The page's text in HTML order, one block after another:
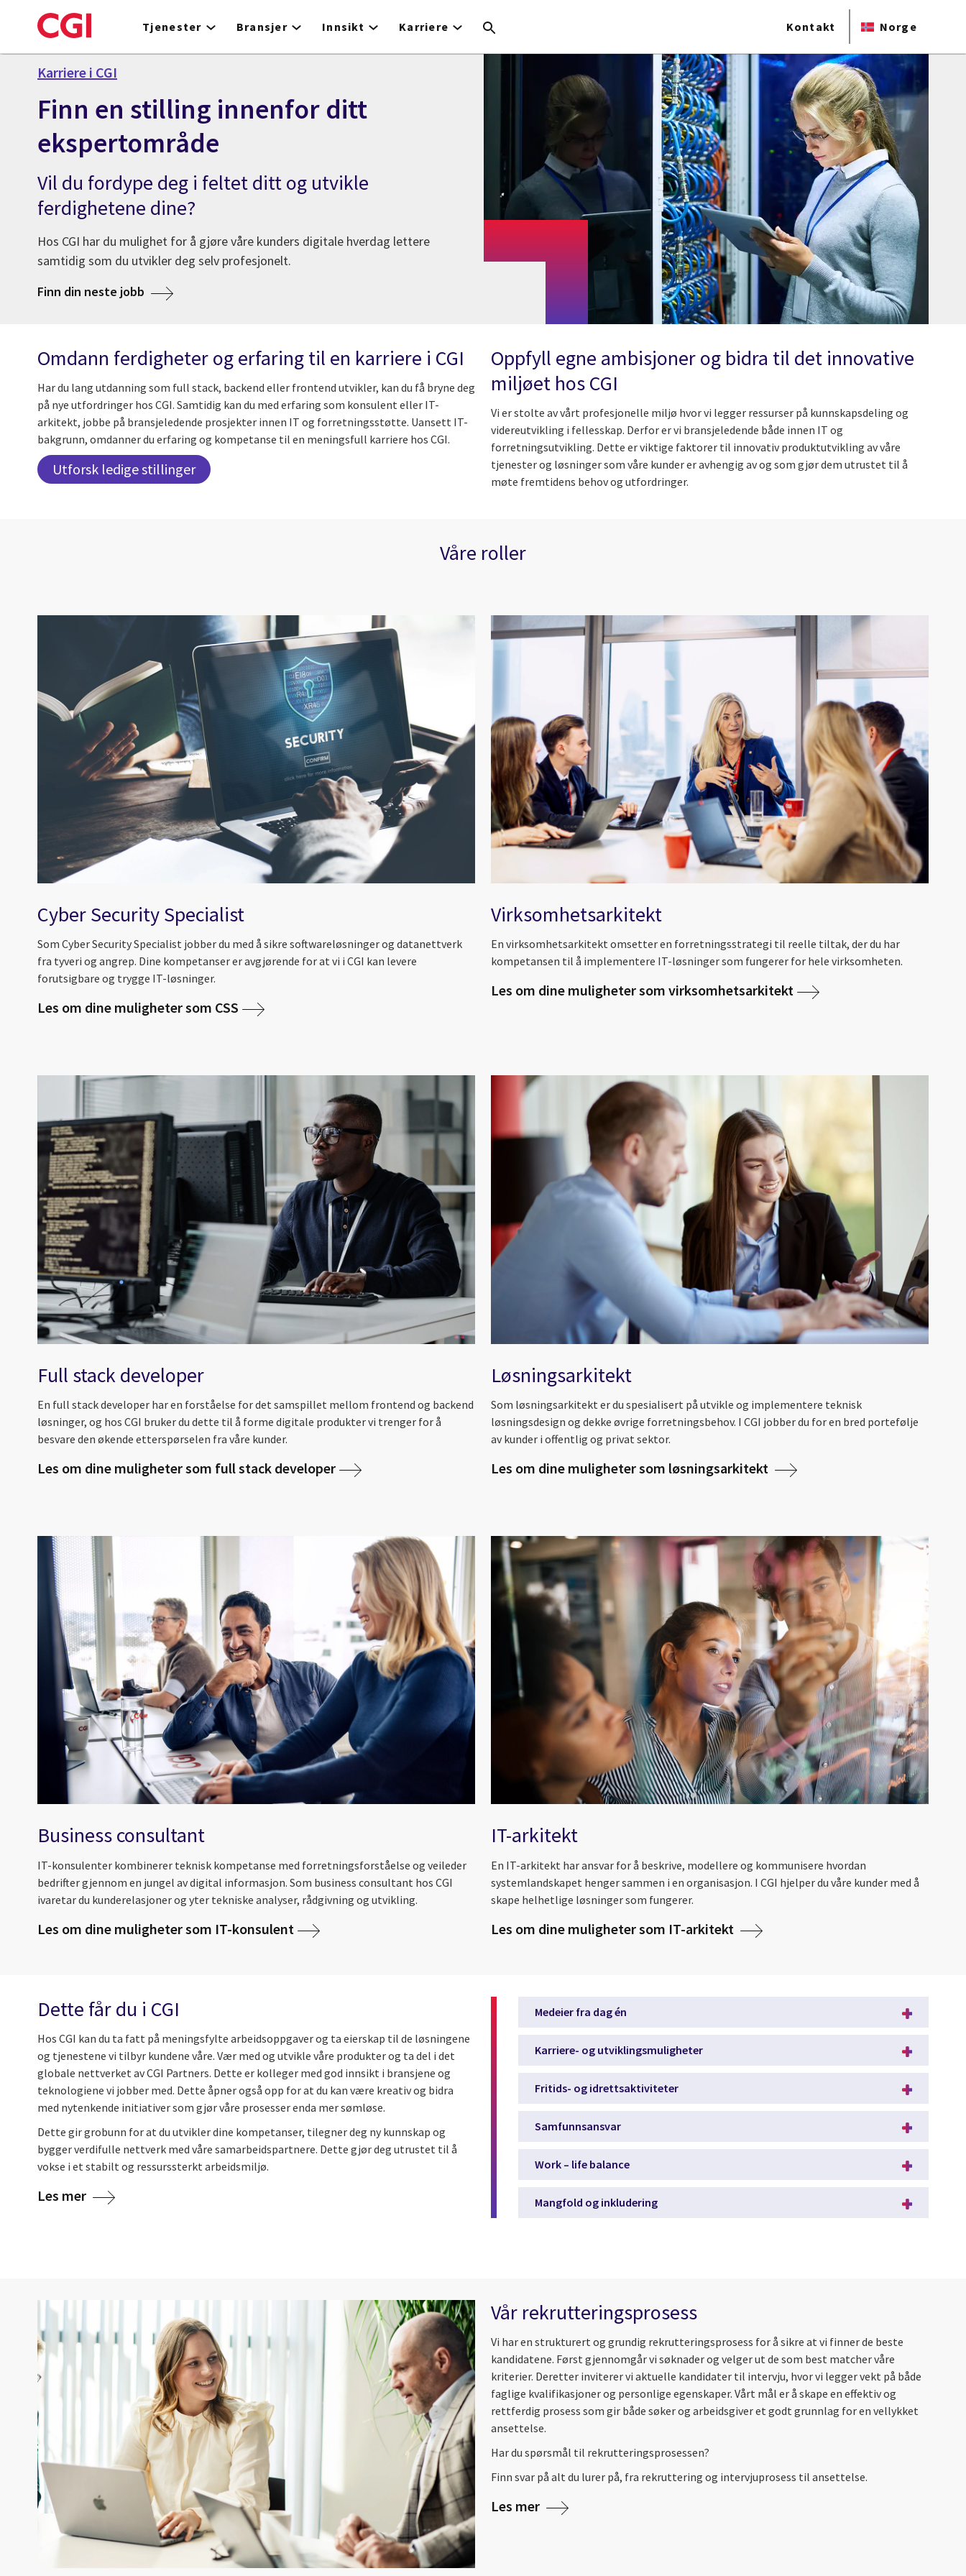
to
Tjenester Bransjer Innsikt Karriere Kontakt Norge
Karriere i CGI
Finn en stilling innenfor ditt
ekspertområde
Vil du fordype deg i feltet ditt og utvikle
ferdighetene dine?
Hos CGI har du mulighet for å gjøre våre kunders digitale hverdag lettere
samtidig som du utvikler deg selv profesjonelt.
Finn din neste jobb
Omdann ferdigheter og erfaring til en karriere i CGI
Har du lang utdanning som full stack, backend eller frontend utvikler, kan du få bryne deg
på nye utfordringer hos CGI. Samtidig kan du med erfaring som konsulent eller IT-
arkitekt, jobbe på bransjeledende prosjekter innen IT og forretningsstøtte. Uansett IT-
bakgrunn, omdanner du erfaring og kompetanse til en meningsfull karriere hos CGI.
Utforsk ledige stillinger
Oppfyll egne ambisjoner og bidra til det innovative
miljøet hos CGI
Vi er stolte av vårt profesjonelle miljø hvor vi legger ressurser på kunnskapsdeling og
videreutvikling i fellesskap. Derfor er vi bransjeledende både innen IT og
forretningsutvikling. Dette er viktige faktorer til innovativ produktutvikling av våre
tjenester og løsninger som våre kunder er avhengig av og som gjør dem utrustet til å
møte fremtidens behov og utfordringer.
Våre roller
Cyber Security Specialist
Som Cyber Security Specialist jobber du med å sikre softwareløsninger og datanettverk
fra tyveri og angrep. Dine kompetanser er avgjørende for at vi i CGI kan levere
forutsigbare og trygge IT-løsninger.
Les om dine muligheter som CSS
Virksomhetsarkitekt
En virksomhetsarkitekt omsetter en forretningsstrategi til reelle tiltak, der du har
kompetansen til å implementere IT-løsninger som fungerer for hele virksomheten.
Les om dine muligheter som virksomhetsarkitekt
Full stack developer
En full stack developer har en forståelse for det samspillet mellom frontend og backend
løsninger, og hos CGI bruker du dette til å forme digitale produkter vi trenger for å
besvare den økende etterspørselen fra våre kunder.
Les om dine muligheter som full stack developer
Løsningsarkitekt
Som løsningsarkitekt er du spesialisert på utvikle og implementere teknisk
løsningsdesign og dekke øvrige forretningsbehov. I CGI jobber du for en bred portefølje
av kunder i offentlig og privat sektor.
Les om dine muligheter som løsningsarkitekt
Business consultant
IT-konsulenter kombinerer teknisk kompetanse med forretningsforståelse og veileder
bedrifter gjennom en jungel av digital informasjon. Som business consultant hos CGI
ivaretar du kunderelasjoner og yter tekniske analyser, rådgivning og utvikling.
Les om dine muligheter som IT-konsulent
IT-arkitekt
En IT-arkitekt har ansvar for å beskrive, modellere og kommunisere hvordan
systemlandskapet henger sammen i en organisasjon. I CGI hjelper du våre kunder med å
skape helhetlige løsninger som fungerer.
Les om dine muligheter som IT-arkitekt
Dette får du i CGI
Hos CGI kan du ta fatt på meningsfylte arbeidsoppgaver og ta eierskap til de løsningene
og tjenestene vi tilbyr kundene våre. Vær med og utvikle våre produkter og ta del i det
globale nettverket av CGI Partners. Dette er kolleger med god innsikt i bransjene og
teknologiene vi jobber med. Dette åpner også opp for at du kan være kreativ og bidra
med nytenkende initiativer som gjør våre prosesser enda mer sømløse.
Dette gir grobunn for at du utvikler dine kompetanser, tilegner deg ny kunnskap og
bygger verdifulle nettverk med våre samarbeidspartnere. Dette gjør deg utrustet til å
vokse i et stabilt og ressurssterkt arbeidsmiljø.
Les mer
Medeier fra dag én​​
Karriere- og utviklingsmuligheter​​
Fritids- og idrettsaktiviteter​​
Samfunnsansvar​​
Work – life balance​​
Mangfold og inkludering​​
Vår rekrutteringsprosess
Vi har en strukturert og grundig rekrutteringsprosess for å sikre at vi finner de beste
kandidatene. Først gjennomgår vi søknader og velger ut de som best matcher våre
kriterier. Deretter inviterer vi aktuelle kandidater til intervju, hvor vi legger vekt på både
faglige kvalifikasjoner og personlige egenskaper. Vårt mål er å skape en effektiv og
rettferdig prosess som gir både søker og arbeidsgiver et godt grunnlag for en vellykket
ansettelse.
Har du spørsmål til rekrutteringsprosessen?
Finn svar på alt du lurer på, fra rekruttering og intervjuprosess til ansettelse.
Les mer